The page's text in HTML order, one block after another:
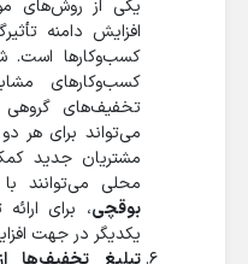
یکی از روش‌های
افزایش دامنه
کسب‌وکارها است.
کسب‌وکارهای
تخفیف‌های گروهی
می‌تواند برای هر
مشتریان جدید
محلی می‌توانند
بوقچی، برای
یکدیگر در جهت